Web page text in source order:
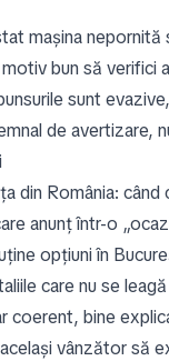
mașina
bun să verifici
sunt
de avertizare,
din România: când
anunț într-o
opțiuni în
care nu se
coerent, bine
vânzător să